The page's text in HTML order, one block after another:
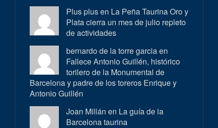
Plus plus en La Peña Taurina Oro y
Plata cierra un mes de julio repleto
de actividades
bernardo de la torre garcia en
Fallece Antonio Guillén, histórico
torilero de la Monumental de
Barcelona y padre de los toreros Enrique y
Antonio Guillén
Joan Millán en La guía de la
Barcelona taurina